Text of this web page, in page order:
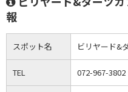
報
スポット名 ビリヤード&
TEL 072-967-3802